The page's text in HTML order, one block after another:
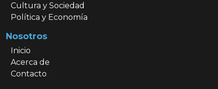
Cultura y Sociedad
Política y Economía
Nosotros
Inicio
Acerca de
Contacto